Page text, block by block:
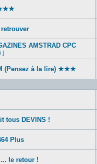
AMSTRAD CPC
]
(Pensez à la lire) ★★★
tous DEVINS !
Plus
le retour !